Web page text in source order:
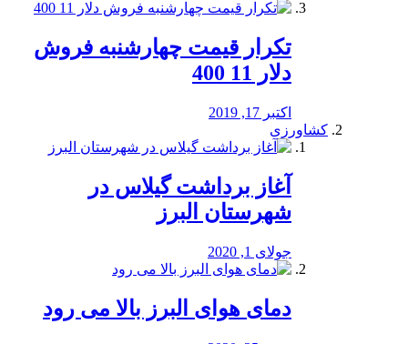
تکرار قیمت چهارشنبه فروش
دلار 11 400
اکتبر 17, 2019
کشاورزی
آغاز برداشت گیلاس در
شهرستان البرز
جولای 1, 2020
دمای هوای البرز بالا می رود